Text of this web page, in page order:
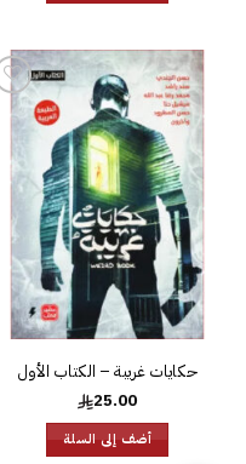
إضافة
قائمة
الرغبات
حكايات غريبة – الكتاب الأول
25.00
أضف إلى السلة